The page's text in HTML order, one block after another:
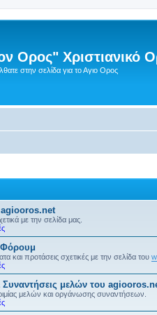
Ορος" Χριστιανικό
στην σελίδα για το Αγιο Ορος
agiooros.net
με την σελίδα μας.
Φόρουμ
και προτάσεις σχετικές με την σελίδα του
Συναντήσεις μελών του
μελών και οργάνωσης συναντήσεων.